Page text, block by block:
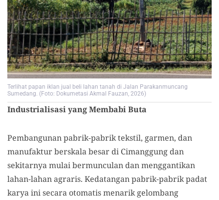
Terlihat papan iklan jual beli lahan tanah di Jalan Parakanmuncang
Sumedang. (Foto: Dokumetasi Akmal Fauzan, 2026)
Industrialisasi yang Membabi Buta
Pembangunan pabrik-pabrik tekstil, garmen, dan
manufaktur berskala besar di Cimanggung dan
sekitarnya mulai bermunculan dan menggantikan
lahan-lahan agraris. Kedatangan pabrik-pabrik padat
karya ini secara otomatis menarik gelombang